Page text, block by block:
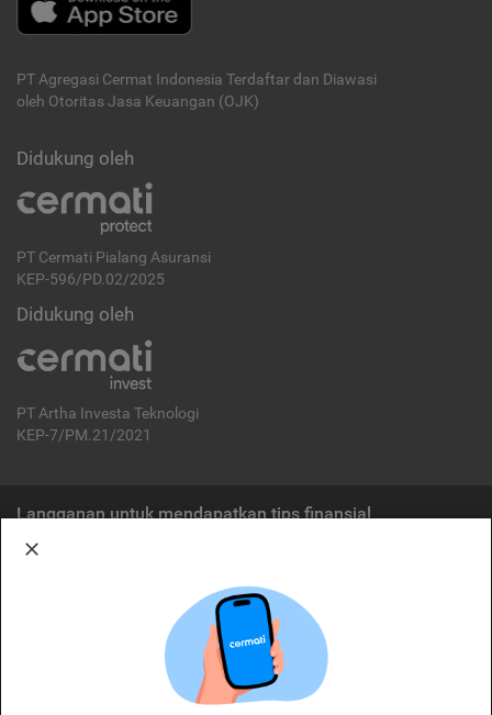
PT Agregasi Cermat Indonesia Terdaftar dan Diawasi
oleh Otoritas Jasa Keuangan (OJK)
Didukung oleh
PT Cermati Pialang Asuransi
KEP-596/PD.02/2025
Didukung oleh
PT Artha Investa Teknologi
KEP-7/PM.21/2021
Langganan untuk mendapatkan tips finansial
Cermati merupakan penyelenggara agregasi jasa keuangan yang terdaftar di
OJK. Oleh karena itu, produk dan/atau layanan jasa keuangan yang
ditawarkan bukan merupakan produk dan/atau layanan jasa keuangan yang
diterbitkan oleh Cermati dan Cermati tidak bertanggung jawab atas tuntutan